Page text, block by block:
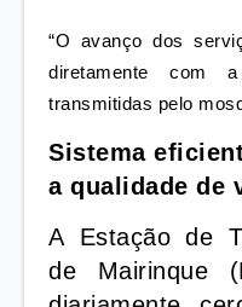
“O avanço dos
diretamente com
transmitidas pelo
Sistema
a qualidade de
A
Estação de
de Mairinque